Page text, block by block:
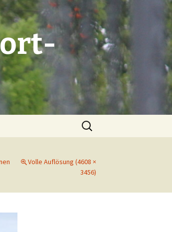
Suchen
nach:
Volle Auflösung (4608 ×
3456)